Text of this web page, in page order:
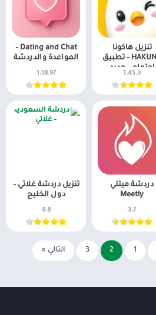
تنزيل هاكونا
HAKUNA – تطبيق
اجتماعي جديد
1.45.3
Dating and Chat –
المواعدة والدردشة
1.18.97
دردشة ميتلي
Meetly
3.7
تنزيل دردشة غلاتي –
دول الخليج
9.8
1
2
3 التالي »